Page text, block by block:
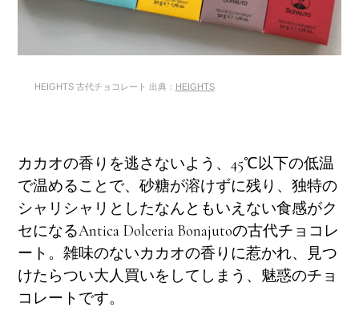
HEIGHTS 古代チョコレート 出典： HEIGHTS
カカオの香りを逃さないよう、45℃以下の低温
で温めることで、砂糖が溶けずに残り、独特の
シャリシャリとしたなんともいえない食感がク
セになるAntica Dolceria Bonajutoの古代チョコレ
ート。雑味のないカカオの香りに惹かれ、見つ
けたらつい大人買いをしてしまう、魅惑のチョ
コレートです。